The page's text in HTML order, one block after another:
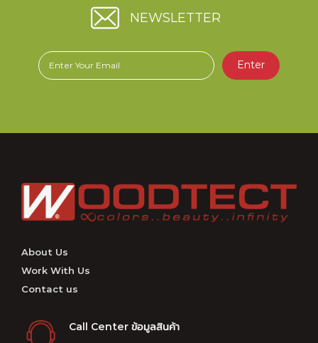
NEWSLETTER
Enter
About Us
Work With Us
Contact us
Call Center ข้อมูลสินค้า